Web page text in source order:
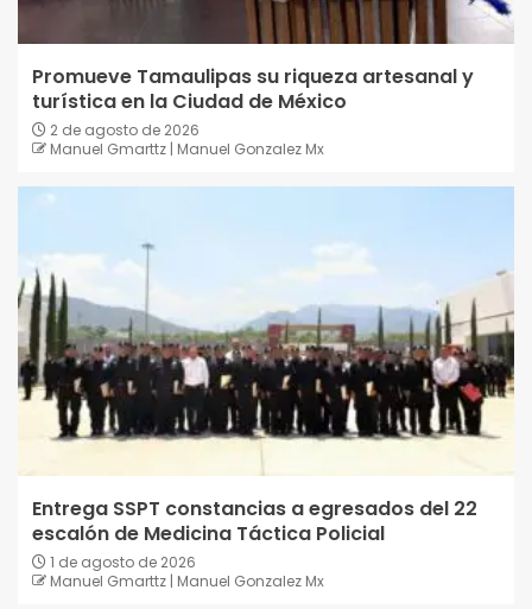
Promueve Tamaulipas su riqueza artesanal y
turística en la Ciudad de México
2 de agosto de 2026
Manuel Gmarttz | Manuel Gonzalez Mx
Entrega SSPT constancias a egresados del 22
escalón de Medicina Táctica Policial
1 de agosto de 2026
Manuel Gmarttz | Manuel Gonzalez Mx